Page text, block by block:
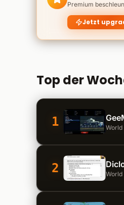
Premium
Jetzt
Top der
1 World
2 World